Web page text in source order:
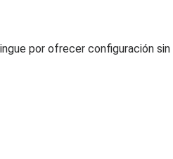
por ofrecer configuración